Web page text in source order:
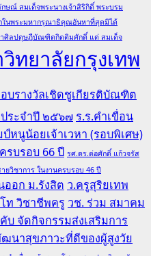
ษณ์ สมเด็จพระนางเจ้าสิริกิติ์ พระบรม
ในพระมหากรุณาธิคุณอันหาที่สุดมิได้
าศิลปดุษฎีบัณฑิตกิตติมศักดิ์ แด่ สมเด็จ
ทยาลัยกรุงเทพ
บรางวัลเชิดชูเกียรติบัณฑิต
ระจำปี ๒๕๖๗ ร.ร.คำเขื่อน
หนูน้อยเจ้าเวหา (รอบพิเศษ)
รบรอบ 66 ปี รศ.ดร.ต่อศักดิ์ แก้วจรัส
ยวิชาการ ในงานครบรอบ 46 ปี
อก ม.รังสิต ว.ครูสุริยเทพ
ท วิชาชีพครู วช. ร่วม สมาคม
บ จัดกิจกรรมส่งเสริมการ
นาสุขภาวะที่ดีของผู้สูงวัย